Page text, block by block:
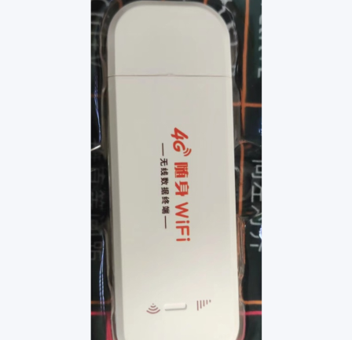
项目中使用的4G调制解调器是使用了市面上出售的UFI设备
改造而成的，这类设备通常是用来作为便携上网设备使用，
其内部运行的是安卓系统，将设备内部运行的安卓系统改成
常规的Linux系统再搭载通用的摄像头即可实现图像获取功
这类设备的优点是成本低，并且原生就自带有4G的modem
十分方便，缺点是并非市面上所有的型号都可以运行Linux
系统，只有一些特定的型号可以操作。
详细的信息请参考github开源项目：
https://github.com/OpenStick/OpenStick